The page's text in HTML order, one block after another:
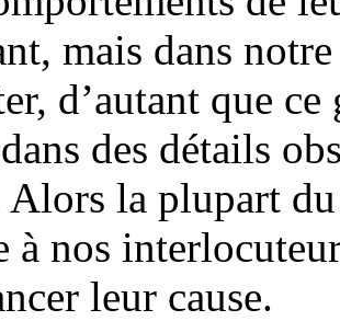
mais dans
d’autant que ce
des détails
Alors la plupart
à nos
leur cause.